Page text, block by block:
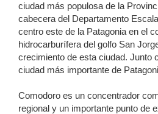
ciudad más populosa de la
cabecera del Departamento
centro este de la Patagonia en el
hidrocarburífera del golfo San
crecimiento de esta ciudad. Junto
ciudad más importante de
Comodoro es un concentrador
regional y un importante punto de